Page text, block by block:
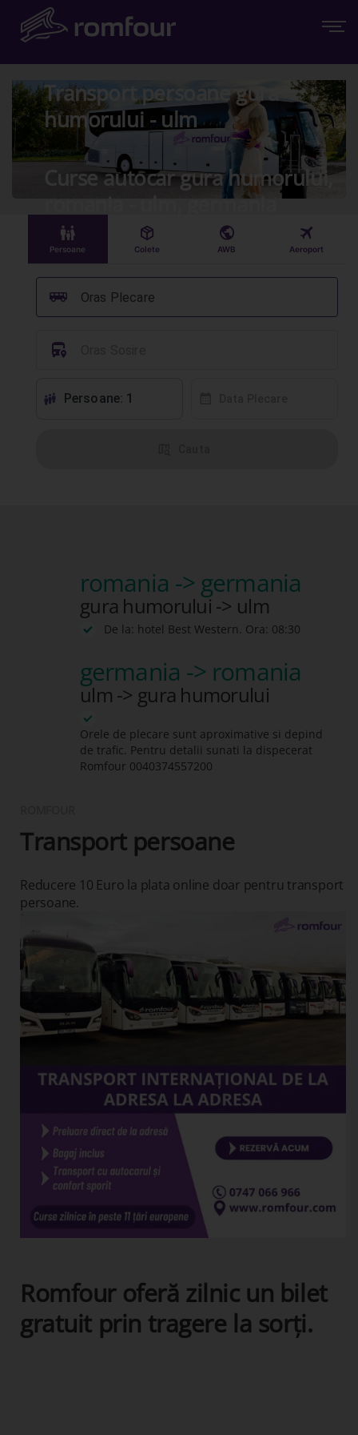
Transport persoane gura
humorului - ulm
Curse autocar gura humorului,
romania - ulm, germania
󱠣
Persoane
󰏗
Colete
󰇧
AWB
󰀝
Aeroport
Oras Plecare
󰞠
󱈒
󱕱 Persoane: 1
romania -> germania
gura humorului -> ulm
De la: hotel Best Western. Ora: 08:30
germania -> romania
ulm -> gura humorului
Orele de plecare sunt aproximative si depind
de trafic. Pentru detalii sunati la dispecerat
Romfour 0040374557200
Transport persoane
Reducere 10 Euro la plata online doar pentru transport
persoane.
Romfour oferă zilnic un bilet
gratuit prin tragere la sorți.